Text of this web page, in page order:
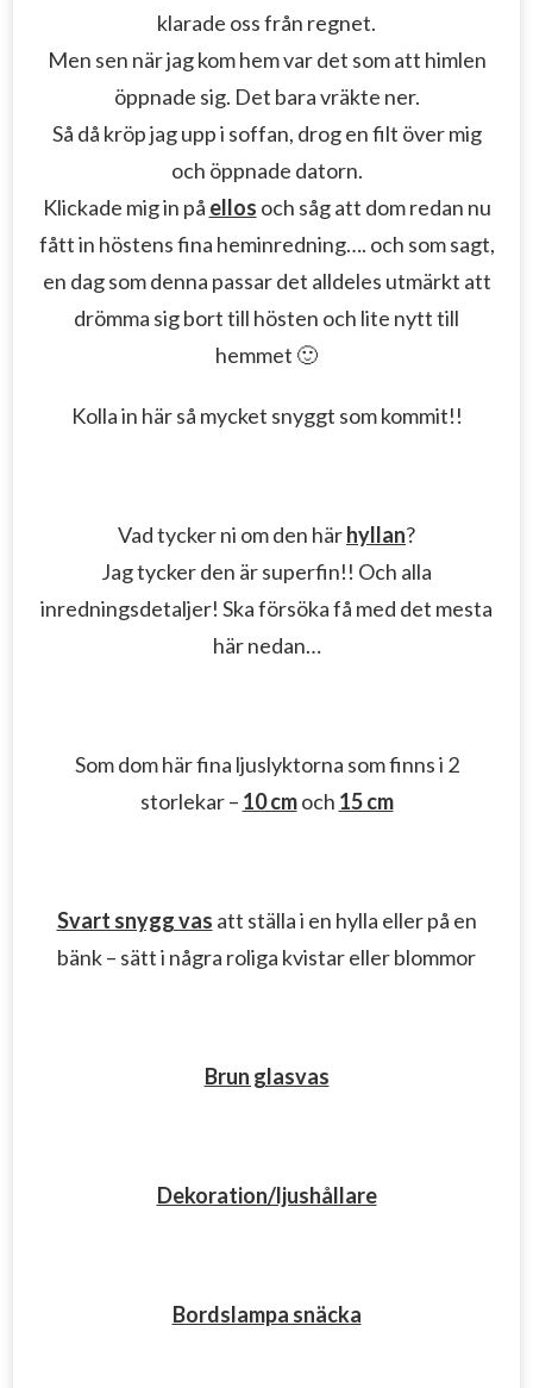
klarade oss från regnet.
Men sen när jag kom hem var det som att himlen
öppnade sig. Det bara vräkte ner.
Så då kröp jag upp i soffan, drog en filt över mig
och öppnade datorn.
Klickade mig in på ellos och såg att dom redan nu
fått in höstens fina heminredning…. och som sagt,
en dag som denna passar det alldeles utmärkt att
drömma sig bort till hösten och lite nytt till
hemmet 🙂
Kolla in här så mycket snyggt som kommit!!
Vad tycker ni om den härhyllan?
Jag tycker den är superfin!! Och alla
inredningsdetaljer! Ska försöka få med det mesta
här nedan…
Som dom här fina ljuslyktorna som finns i 2
storlekar – 10 cmoch 15 cm
Svart snygg vas att ställa i en hylla eller på en
bänk – sätt i några roliga kvistar eller blommor
Brun glasvas
Dekoration/ljushållare
Bordslampa snäcka